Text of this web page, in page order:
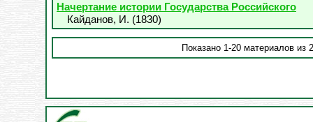
Начертание истории Государства Российского
Кайданов, И. (1830)
Показано 1-20 материалов из